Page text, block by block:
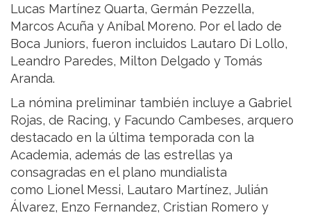
Lucas Martínez Quarta, Germán Pezzella,
Marcos Acuña y Aníbal Moreno. Por el lado de
Boca Juniors, fueron incluidos Lautaro Di Lollo,
Leandro Paredes, Milton Delgado y Tomás
Aranda.
La nómina preliminar también incluye a Gabriel
Rojas, de Racing, y Facundo Cambeses, arquero
destacado en la última temporada con la
Academia, además de las estrellas ya
consagradas en el plano mundialista
como Lionel Messi, Lautaro Martínez, Julián
Álvarez, Enzo Fernandez, Cristian Romero y